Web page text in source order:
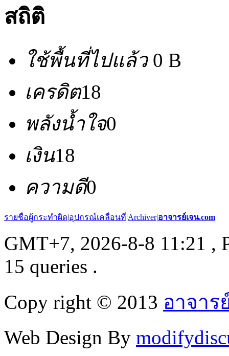
สถิติ
ใช้พื้นที่ไปแล้ว0 B
เครดิต18
พลังน้ำใจ0
เงิน18
ความดี0
รายชื่อผู้กระทำผิด|อุปกรณ์เคลื่อนที่|Archiver|อาจารย์เจน.com
GMT+7, 2026-8-8 11:21 ,
15 queries .
Copy right © 2013 อาจาร
Web Design By